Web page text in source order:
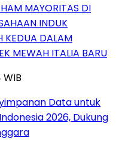
MAYORITAS DI
INDUK
KEDUA DALAM
MEWAH ITALIA BARU
Data untuk
2026, Dukung